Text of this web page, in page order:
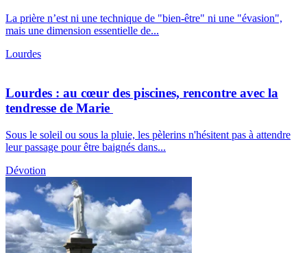
La prière n’est ni une technique de "bien-être" ni une "évasion",
mais une dimension essentielle de...
Lourdes
Lourdes : au cœur des piscines, rencontre avec la
tendresse de Marie
Sous le soleil ou sous la pluie, les pèlerins n'hésitent pas à attendre
leur passage pour être baignés dans...
Dévotion